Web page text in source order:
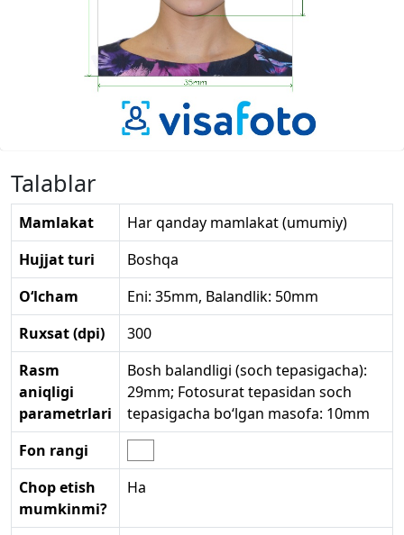
Talablar
Mamlakat
Har qanday mamlakat (umumiy)
Hujjat turi
Boshqa
O‘lcham
Eni: 35mm, Balandlik: 50mm
Ruxsat (dpi)
300
Rasm
aniqligi
parametrlari
Bosh balandligi (soch tepasigacha):
29mm; Fotosurat tepasidan soch
tepasigacha bo‘lgan masofa: 10mm
Fon rangi
Chop etish
mumkinmi?
Ha